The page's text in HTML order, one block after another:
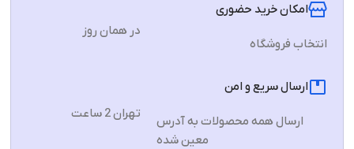
امکان خرید حضوری
انتخاب فروشگاه
در همان روز
ارسال سریع و امن
ارسال همه محصولات به آدرس
معین شده
تهران 2 ساعت